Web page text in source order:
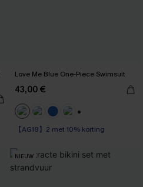
Love Me Blue One-Piece Swimsuit
43,00 €
【AG18】2 met 10% korting
NIEUW